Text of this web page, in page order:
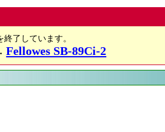
了しています。
Fellowes SB-89Ci-2